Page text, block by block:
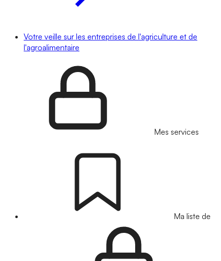
Votre veille sur les entreprises de l'agriculture et de
l'agroalimentaire
Mes services
Ma liste de